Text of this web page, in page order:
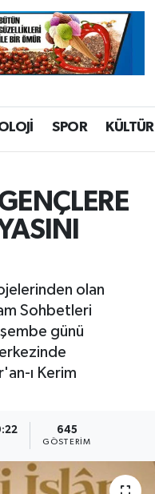
SPOR KÜLTÜR
olan
Sohbetleri
günü
ı Kerim
645
GÖSTERIM
Fikstür